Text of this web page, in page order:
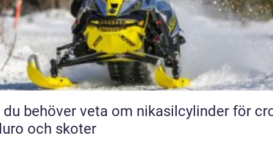
behöver veta om nikasilcylinder för
och skoter